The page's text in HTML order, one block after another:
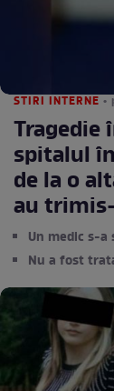
STIRI INTERNE •
Tragedie
spitalul
de la o
au
Un medic s-
Nu a fost